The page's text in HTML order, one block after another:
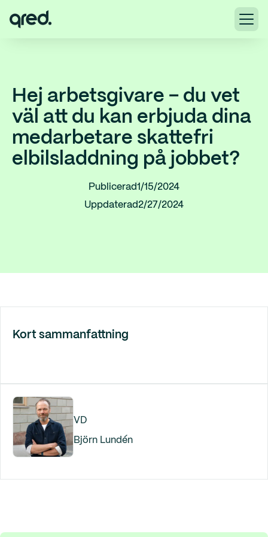
Hej arbetsgivare – du vet
väl att du kan erbjuda dina
medarbetare skattefri
elbilsladdning på jobbet?
Publicerad1/15/2024
Uppdaterad2/27/2024
Kort sammanfattning
VD
Björn Lundén